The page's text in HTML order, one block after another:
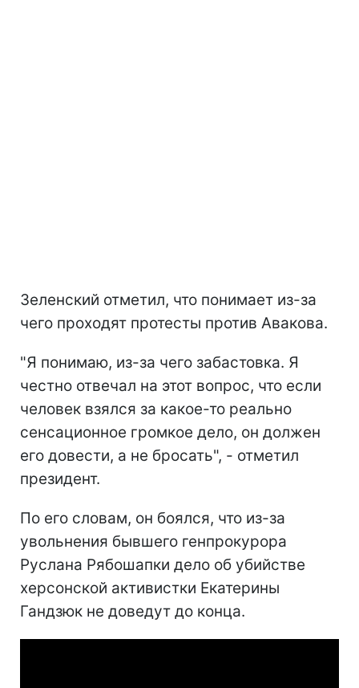
Зеленский отметил, что понимает из-за
чего проходят протесты против Авакова.
"Я понимаю, из-за чего забастовка. Я
честно отвечал на этот вопрос, что если
человек взялся за какое-то реально
сенсационное громкое дело, он должен
его довести, а не бросать", - отметил
президент.
По его словам, он боялся, что из-за
увольнения бывшего генпрокурора
Руслана Рябошапки дело об убийстве
херсонской активистки Екатерины
Гандзюк не доведут до конца.